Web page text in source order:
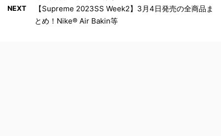
NEXT
【Supreme 2023SS Week2】3月4日発売の全商品ま
とめ！Nike® Air Bakin等